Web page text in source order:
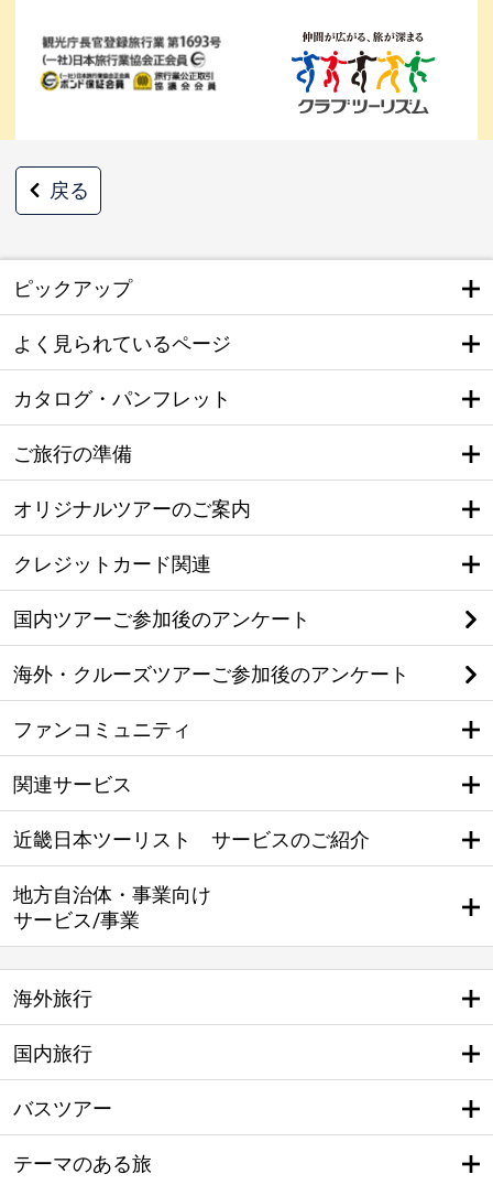
戻る
ピックアップ
よく見られているページ
カタログ・パンフレット
ご旅行の準備
オリジナルツアーのご案内
クレジットカード関連
国内ツアーご参加後のアンケート
海外・クルーズツアーご参加後のアンケート
ファンコミュニティ
関連サービス
近畿日本ツーリスト サービスのご紹介
地方自治体・事業向け
サービス/事業
海外旅行
国内旅行
バスツアー
テーマのある旅